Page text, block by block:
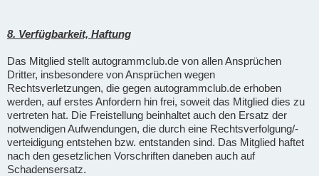
8. Verfügbarkeit, Haftung
Das Mitglied stellt autogrammclub.de von allen Ansprüchen
Dritter, insbesondere von Ansprüchen wegen
Rechtsverletzungen, die gegen autogrammclub.de erhoben
werden, auf erstes Anfordern hin frei, soweit das Mitglied dies zu
vertreten hat. Die Freistellung beinhaltet auch den Ersatz der
notwendigen Aufwendungen, die durch eine Rechtsverfolgung/-
verteidigung entstehen bzw. entstanden sind. Das Mitglied haftet
nach den gesetzlichen Vorschriften daneben auch auf
Schadensersatz.